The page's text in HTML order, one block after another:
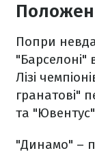
Попри
"Барселоні"
Лізі
гранатові"
та
"Динамо" –